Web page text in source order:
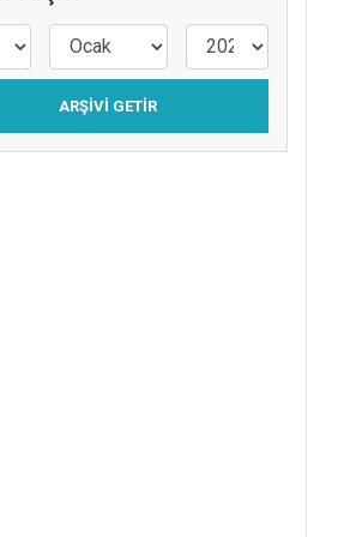
ÇOCUK İÇİN NAFAKA
“İŞTİRAK NAFAKASI”
Fulya Filiz
SEBZE Mİ? YOKSA
ARŞIVI GETIR